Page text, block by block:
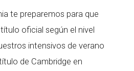
te preparemos para que
oficial según el nivel
intensivos de verano
de Cambridge en